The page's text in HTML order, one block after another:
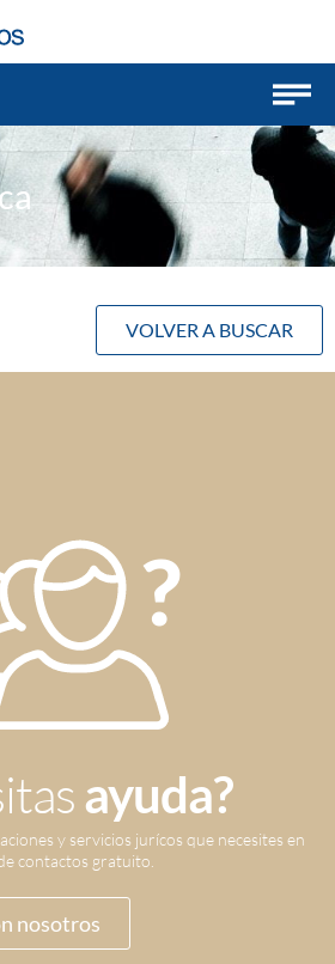
VOLVER A BUSCAR
ayuda?
y servicios jurícos que necesites en
contactos gratuito.
nosotros